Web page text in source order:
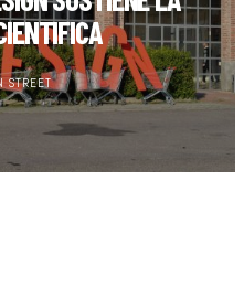
STREET